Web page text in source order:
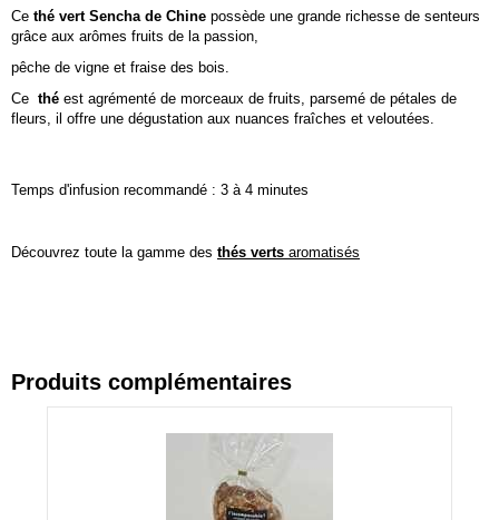
Ce thé vert Sencha de Chine possède une grande richesse de senteurs
grâce aux arômes fruits de la passion,
pêche de vigne et fraise des bois.
Ce thé est agrémenté de morceaux de fruits, parsemé de pétales de
fleurs, il offre une dégustation aux nuances fraîches et veloutées.
Temps d'infusion recommandé : 3 à 4 minutes
Découvrez toute la gamme des thés verts aromatisés
Produits complémentaires